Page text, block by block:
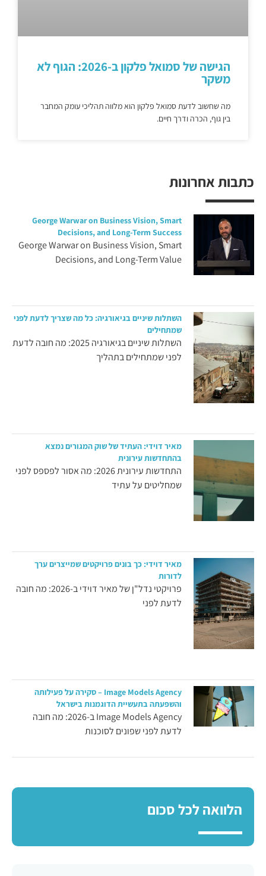
כתבות אחרונות
George Warwar on Business Vision, Smart
Decisions, and Long-Term Success
George Warwar on Business Vision, Smart
Decisions, and Long-Term Value
השתלות שיניים בגיאורגיה: כל מה שצריך לדעת לפני
שמתחילים
השתלות שיניים בגיאורגיה 2025: מה חובה לדעת
לפני שמתחילים בתהליך
מאיר דוידי: העתיד של שוק המגורים נמצא
בהתחדשות עירונית
התחדשות עירונית 2026: מה אסור לפספס לפני
שמחליטים על עתיד
מאיר דוידי: כך בונים פרויקטים שמייצרים ערך
לדורות
פרויקטי נדל"ן של מאיר דוידי ב-2026: מה חובה
לדעת לפני
Image Models Agency – סקירה על פעילותה
והשפעתה בתעשיית הדוגמנות בישראל
Image Models Agency ב-2026: מה חובה
לדעת לפני שפונים לסוכנות
הלוואה לכל סכום
הגישה של סמואל פלקון ב-2026: הגוף לא
משקר
מה שחשוב לדעת סמואל פלקון הוא מלווה תהליכי עומק המחבר
בין גוף, הכרה ודרך חיים.